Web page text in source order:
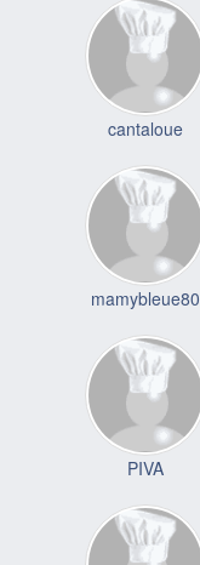
cantaloue
mamybleue80
PIVA